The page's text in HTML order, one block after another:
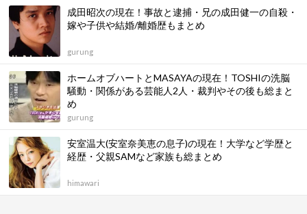
成田昭次の現在！事故と逮捕・兄の成田健一の自殺・
嫁や子供や結婚/離婚歴もまとめ
gurung
ホームオブハートとMASAYAの現在！TOSHIの洗脳
騒動・関係がある芸能人2人・裁判やその後も総まと
め
gurung
安室温大(安室奈美恵の息子)の現在！大学など学歴と
経歴・父親SAMなど家族も総まとめ
himawari